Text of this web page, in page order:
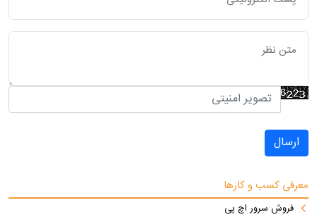
ارسال
معرفی کسب و کارها
فروش سرور اچ پی